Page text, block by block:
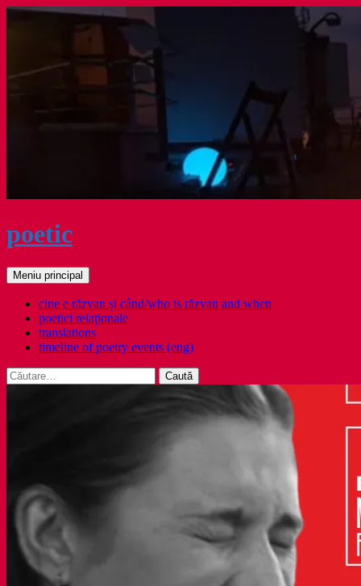
Sari
poetic
Caută
Meniu principal
cine e răzvan și când/who is răzvan and when
poetici relaţionale
translations
timeline of poetry events (eng)
Caută
după: